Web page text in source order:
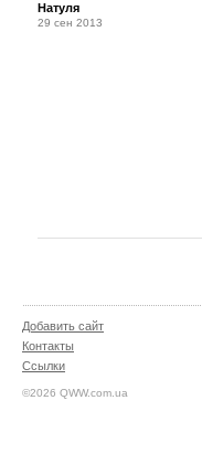
Натуля
29 сен 2013
Добавить сайт
Контакты
Ссылки
©2026 QWW.com.ua